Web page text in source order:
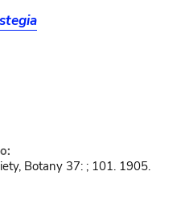
Botany 37: ; 101. 1905.